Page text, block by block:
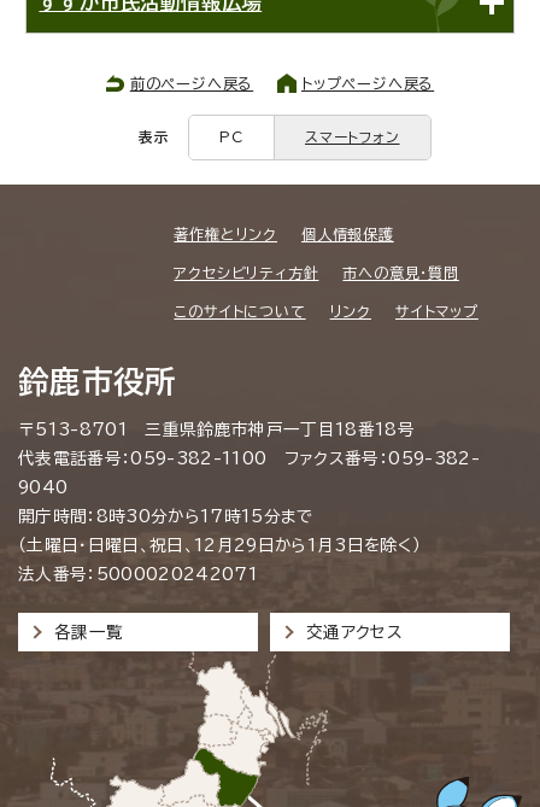
前のページへ戻る トップページへ戻る
表示 PC スマートフォン
著作権とリンク 個人情報保護
アクセシビリティ方針 市への意見・質問
このサイトについて リンク サイトマップ
鈴鹿市役所
〒513-8701 三重県鈴鹿市神戸一丁目18番18号
代表電話番号：059-382-1100 ファクス番号：059-382-
9040
開庁時間：8時30分から17時15分まで
（土曜日・日曜日、祝日、12月29日から1月3日を除く）
法人番号：5000020242071
各課一覧 交通アクセス